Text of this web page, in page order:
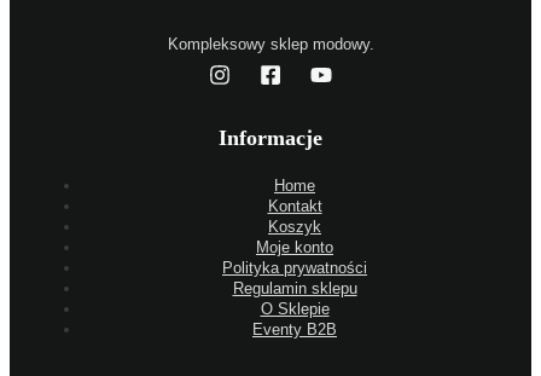
Kompleksowy sklep modowy.
Informacje
Home
Kontakt
Koszyk
Moje konto
Polityka prywatności
Regulamin sklepu
O Sklepie
Eventy B2B